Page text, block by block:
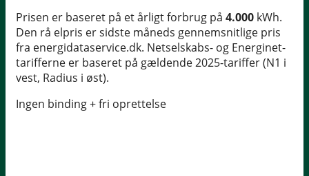
Prisen er baseret på et årligt forbrug på 4.000 kWh.
Den rå elpris er sidste måneds gennemsnitlige pris
fra energidataservice.dk. Netselskabs- og Energinet-
tarifferne er baseret på gældende 2025-tariffer (N1 i
vest, Radius i øst).
Ingen binding + fri oprettelse